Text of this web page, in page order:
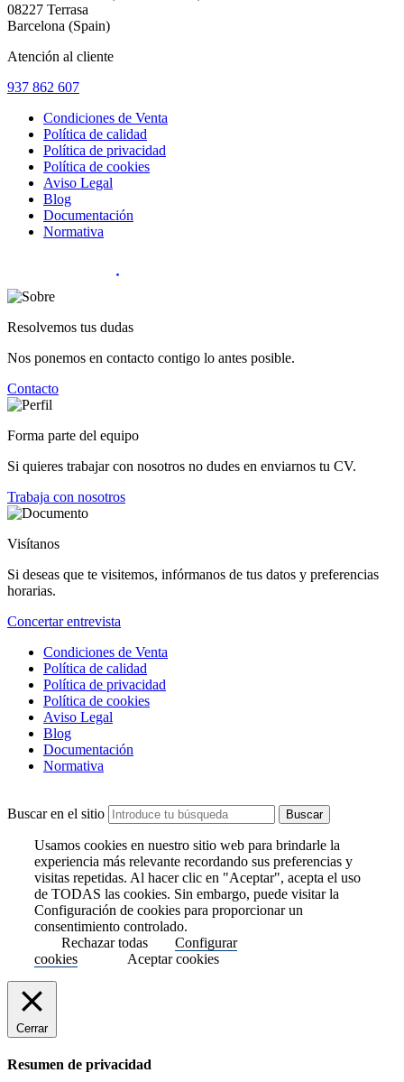
08227 Terrasa
Barcelona (Spain)
Atención al cliente
937 862 607
Condiciones de Venta
Política de calidad
Política de privacidad
Política de cookies
Aviso Legal
Blog
Documentación
Normativa
Resolvemos tus dudas
Nos ponemos en contacto contigo lo antes posible.
Contacto
Forma parte del equipo
Si quieres trabajar con nosotros no dudes en enviarnos tu CV.
Trabaja con nosotros
Visítanos
Si deseas que te visitemos, infórmanos de tus datos y preferencias
horarias.
Concertar entrevista
Condiciones de Venta
Política de calidad
Política de privacidad
Política de cookies
Aviso Legal
Blog
Documentación
Normativa
Buscar en el sitio
Usamos cookies en nuestro sitio web para brindarle la
experiencia más relevante recordando sus preferencias y
visitas repetidas. Al hacer clic en "Aceptar", acepta el uso
de TODAS las cookies. Sin embargo, puede visitar la
Configuración de cookies para proporcionar un
consentimiento controlado.
Rechazar todas
Configurar
cookies
Aceptar cookies
Cerrar
Resumen de privacidad